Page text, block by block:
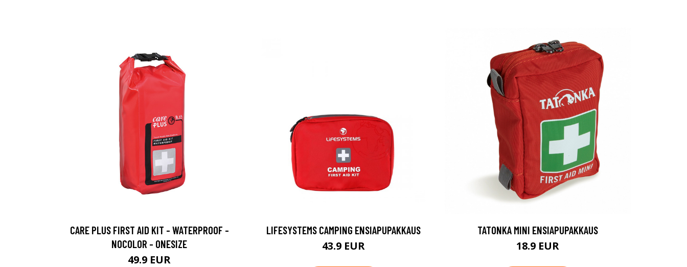
CARE PLUS FIRST AID KIT - WATERPROOF -
NOCOLOR - ONESIZE
49.9 EUR
LIFESYSTEMS CAMPING ENSIAPUPAKKAUS
43.9 EUR
TATONKA MINI ENSIAPUPAKKAUS
18.9 EUR